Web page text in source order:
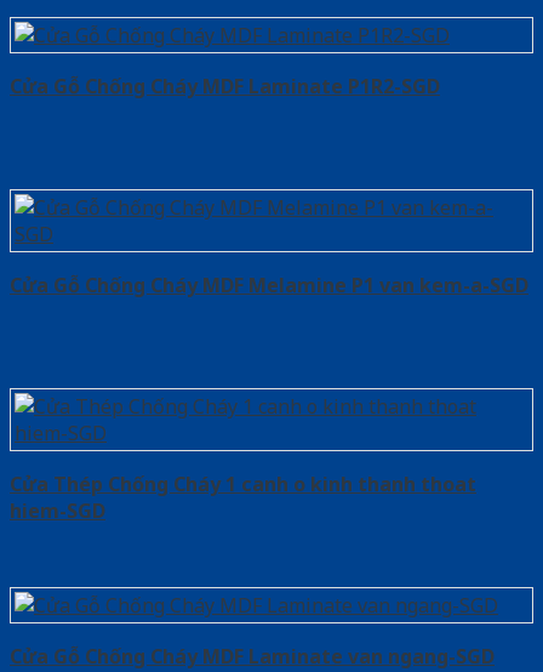
Cửa Gỗ Chống Cháy MDF Laminate P1R2-SGD
Cửa Gỗ Chống Cháy MDF Melamine P1 van kem-a-SGD
Cửa Thép Chống Cháy 1 canh o kinh thanh thoat
hiem-SGD
Cửa Gỗ Chống Cháy MDF Laminate van ngang-SGD